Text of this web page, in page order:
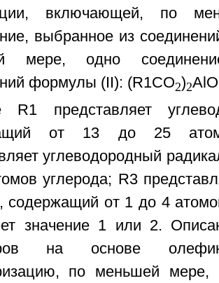
включающей, по
выбранное из
мере, одно
формулы (II): (R1CO2)2
R1 представляет
от 13 до 25
углеводородный
углерода; R3
содержащий от 1 до 4
значение 1 или 2.
на основе
по меньшей мере,